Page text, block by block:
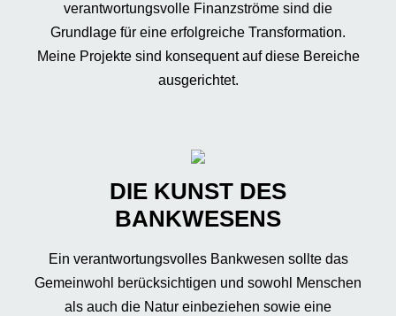
verantwortungsvolle Finanzströme sind die
Grundlage für eine erfolgreiche Transformation.
Meine Projekte sind konsequent auf diese Bereiche
ausgerichtet.
DIE KUNST DES
BANKWESENS
Ein verantwortungsvolles Bankwesen sollte das
Gemeinwohl berücksichtigen und sowohl Menschen
als auch die Natur einbeziehen sowie eine